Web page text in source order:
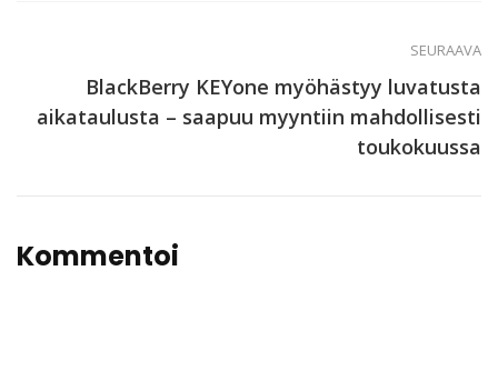
SEURAAVA
BlackBerry KEYone myöhästyy luvatusta
aikataulusta – saapuu myyntiin mahdollisesti
toukokuussa
Kommentoi